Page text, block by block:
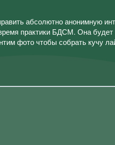
абсолютно анонимную
практики БДСМ. Она будет
фото чтобы собрать кучу